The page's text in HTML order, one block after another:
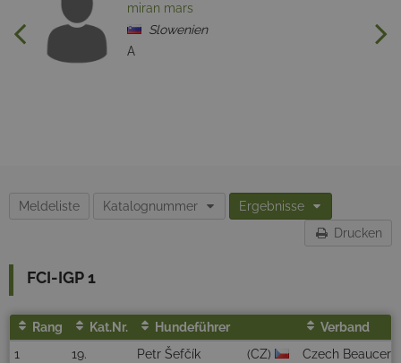
miran mars
Slowenien
A
Meldeliste Katalognummer
Ergebnisse
Drucken
FCI-IGP 1
Rang Kat.Nr. Hundeführer
Verband
1
19. Petr Šefčík (CZ)
Czech